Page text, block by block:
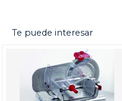
Te puede interesar